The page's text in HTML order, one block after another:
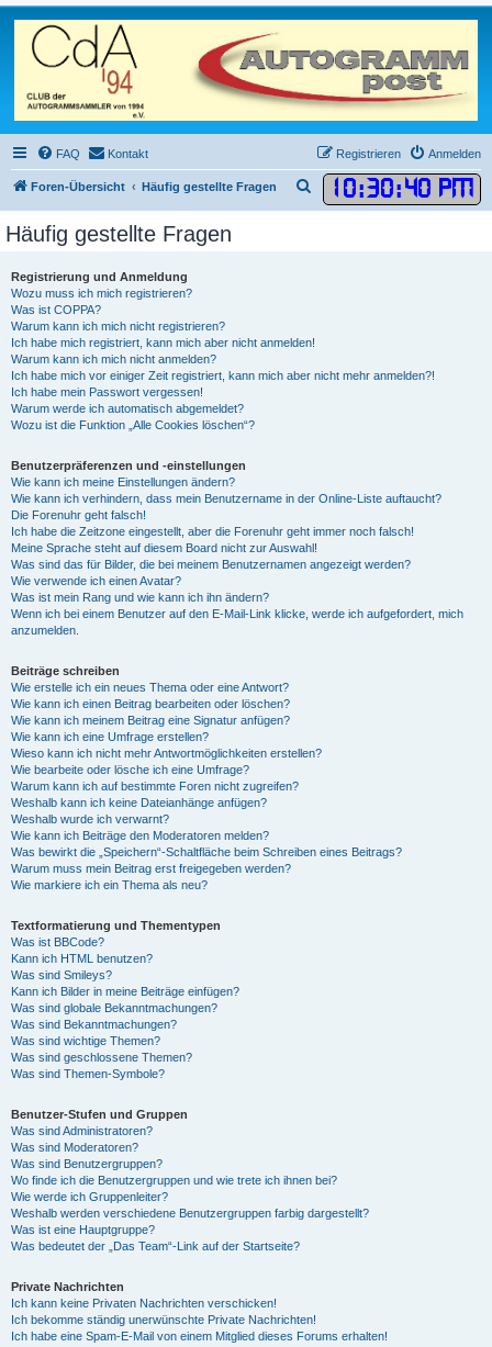
FAQ Kontakt Anmelden
Registrieren
Foren-Übersicht Häufig gestellte Fragen 10:30:41 PM
u
Häufig gestellte Fragen
Registrierung und Anmeldung
Wozu muss ich mich registrieren?
Was ist COPPA?
Warum kann ich mich nicht registrieren?
Ich habe mich registriert, kann mich aber nicht anmelden!
Warum kann ich mich nicht anmelden?
Ich habe mich vor einiger Zeit registriert, kann mich aber nicht mehr anmelden?!
Ich habe mein Passwort vergessen!
Warum werde ich automatisch abgemeldet?
Wozu ist die Funktion „Alle Cookies löschen“?
Benutzerpräferenzen und -einstellungen
Wie kann ich meine Einstellungen ändern?
Wie kann ich verhindern, dass mein Benutzername in der Online-Liste auftaucht?
Die Forenuhr geht falsch!
Ich habe die Zeitzone eingestellt, aber die Forenuhr geht immer noch falsch!
Meine Sprache steht auf diesem Board nicht zur Auswahl!
Was sind das für Bilder, die bei meinem Benutzernamen angezeigt werden?
Wie verwende ich einen Avatar?
Was ist mein Rang und wie kann ich ihn ändern?
Wenn ich bei einem Benutzer auf den E-Mail-Link klicke, werde ich aufgefordert, mich
anzumelden.
Beiträge schreiben
Wie erstelle ich ein neues Thema oder eine Antwort?
Wie kann ich einen Beitrag bearbeiten oder löschen?
Wie kann ich meinem Beitrag eine Signatur anfügen?
Wie kann ich eine Umfrage erstellen?
Wieso kann ich nicht mehr Antwortmöglichkeiten erstellen?
Wie bearbeite oder lösche ich eine Umfrage?
Warum kann ich auf bestimmte Foren nicht zugreifen?
Weshalb kann ich keine Dateianhänge anfügen?
Weshalb wurde ich verwarnt?
Wie kann ich Beiträge den Moderatoren melden?
Was bewirkt die „Speichern“-Schaltfläche beim Schreiben eines Beitrags?
Warum muss mein Beitrag erst freigegeben werden?
Wie markiere ich ein Thema als neu?
Textformatierung und Thementypen
Was ist BBCode?
Kann ich HTML benutzen?
Was sind Smileys?
Kann ich Bilder in meine Beiträge einfügen?
Was sind globale Bekanntmachungen?
Was sind Bekanntmachungen?
Was sind wichtige Themen?
Was sind geschlossene Themen?
Was sind Themen-Symbole?
Benutzer-Stufen und Gruppen
Was sind Administratoren?
Was sind Moderatoren?
Was sind Benutzergruppen?
Wo finde ich die Benutzergruppen und wie trete ich ihnen bei?
Wie werde ich Gruppenleiter?
Weshalb werden verschiedene Benutzergruppen farbig dargestellt?
Was ist eine Hauptgruppe?
Was bedeutet der „Das Team“-Link auf der Startseite?
Private Nachrichten
Ich kann keine Privaten Nachrichten verschicken!
Ich bekomme ständig unerwünschte Private Nachrichten!
Ich habe eine Spam-E-Mail von einem Mitglied dieses Forums erhalten!